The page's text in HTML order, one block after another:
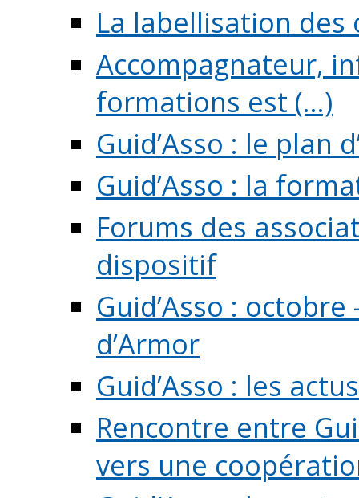
La labellisation
Accompagnateur,
formations est (...)
Guid’Asso : le plan
Guid’Asso : la
Forums des
dispositif
Guid’Asso :
d’Armor
Guid’Asso : les
Rencontre entre
vers une